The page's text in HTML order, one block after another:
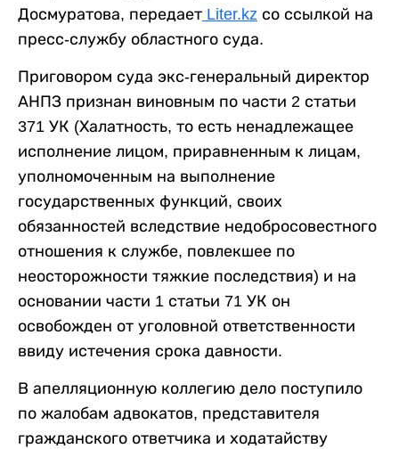
Досмуратова, передает Liter.kz со ссылкой на
пресс-службу областного суда.
Приговором суда экс-генеральный директор
АНПЗ признан виновным по части 2 статьи
371 УК (Халатность, то есть ненадлежащее
исполнение лицом, приравненным к лицам,
уполномоченным на выполнение
государственных функций, своих
обязанностей вследствие недобросовестного
отношения к службе, повлекшее по
неосторожности тяжкие последствия) и на
основании части 1 статьи 71 УК он
освобожден от уголовной ответственности
ввиду истечения срока давности.
В апелляционную коллегию дело поступило
по жалобам адвокатов, представителя
гражданского ответчика и ходатайству